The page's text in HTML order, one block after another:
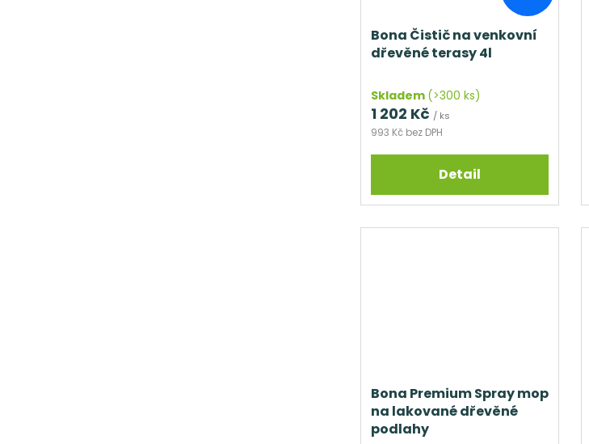
Bona Čistič na venkovní
dřevěné terasy 4l
Skladem (>300 ks)
993 Kč bez DPH
1 202 Kč / ks
Detail
Bona Premium Spray mop
na lakované dřevěné
podlahy